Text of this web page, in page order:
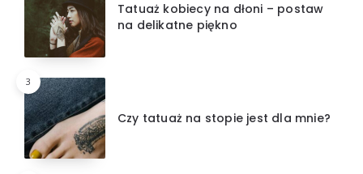
Tatuaż kobiecy na dłoni – postaw
na delikatne piękno
3
Czy tatuaż na stopie jest dla mnie?